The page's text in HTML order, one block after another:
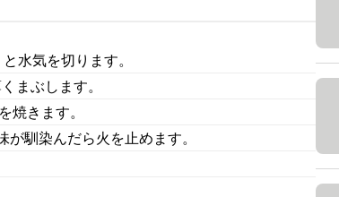
水気を切ります。
まぶします。
焼きます。
馴染んだら火を止めます。